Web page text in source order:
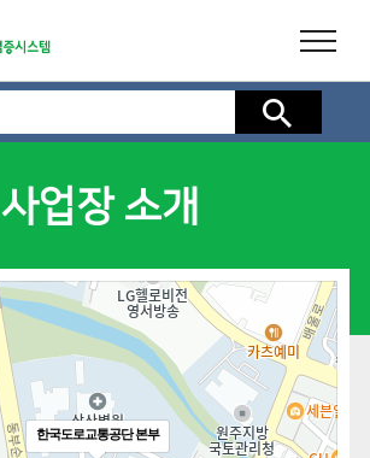
검색
사업장 소개
한국도로교통공단 본부